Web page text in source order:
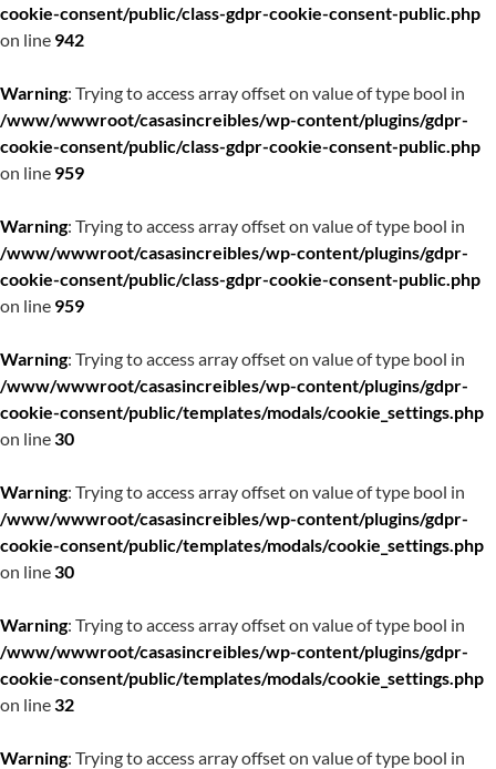
cookie-consent/public/class-gdpr-cookie-consent-public.php
on line 942
Warning: Trying to access array offset on value of type bool in
/www/wwwroot/casasincreibles/wp-content/plugins/gdpr-
cookie-consent/public/class-gdpr-cookie-consent-public.php
on line 959
Warning: Trying to access array offset on value of type bool in
/www/wwwroot/casasincreibles/wp-content/plugins/gdpr-
cookie-consent/public/class-gdpr-cookie-consent-public.php
on line 959
Warning: Trying to access array offset on value of type bool in
/www/wwwroot/casasincreibles/wp-content/plugins/gdpr-
cookie-consent/public/templates/modals/cookie_settings.php
on line30
Warning: Trying to access array offset on value of type bool in
/www/wwwroot/casasincreibles/wp-content/plugins/gdpr-
cookie-consent/public/templates/modals/cookie_settings.php
on line30
Warning: Trying to access array offset on value of type bool in
/www/wwwroot/casasincreibles/wp-content/plugins/gdpr-
cookie-consent/public/templates/modals/cookie_settings.php
on line32
Warning: Trying to access array offset on value of type bool in